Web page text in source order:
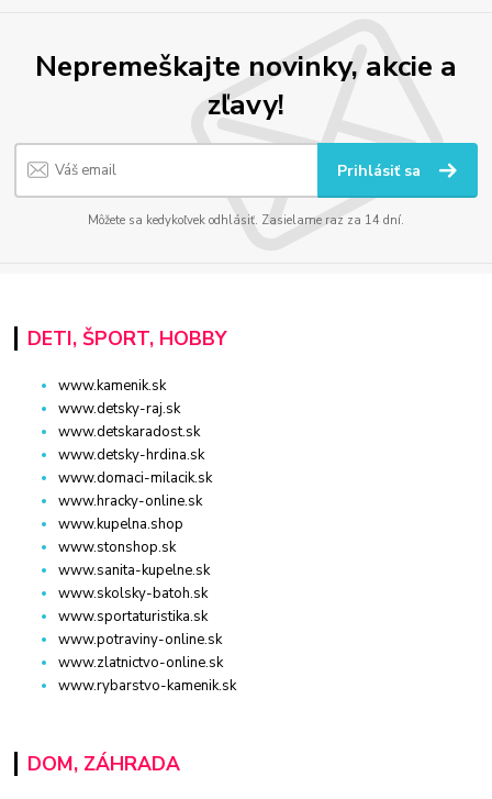
Nepremeškajte novinky, akcie a
zľavy!
Prihlásiť sa
Môžete sa kedykoľvek odhlásiť. Zasielame raz za 14 dní.
DETI, ŠPORT, HOBBY
www.kamenik.sk
www.detsky-raj.sk
www.detskaradost.sk
www.detsky-hrdina.sk
www.domaci-milacik.sk
www.hracky-online.sk
www.kupelna.shop
www.stonshop.sk
www.sanita-kupelne.sk
www.skolsky-batoh.sk
www.sportaturistika.sk
www.potraviny-online.sk
www.zlatnictvo-online.sk
www.rybarstvo-kamenik.sk
DOM, ZÁHRADA